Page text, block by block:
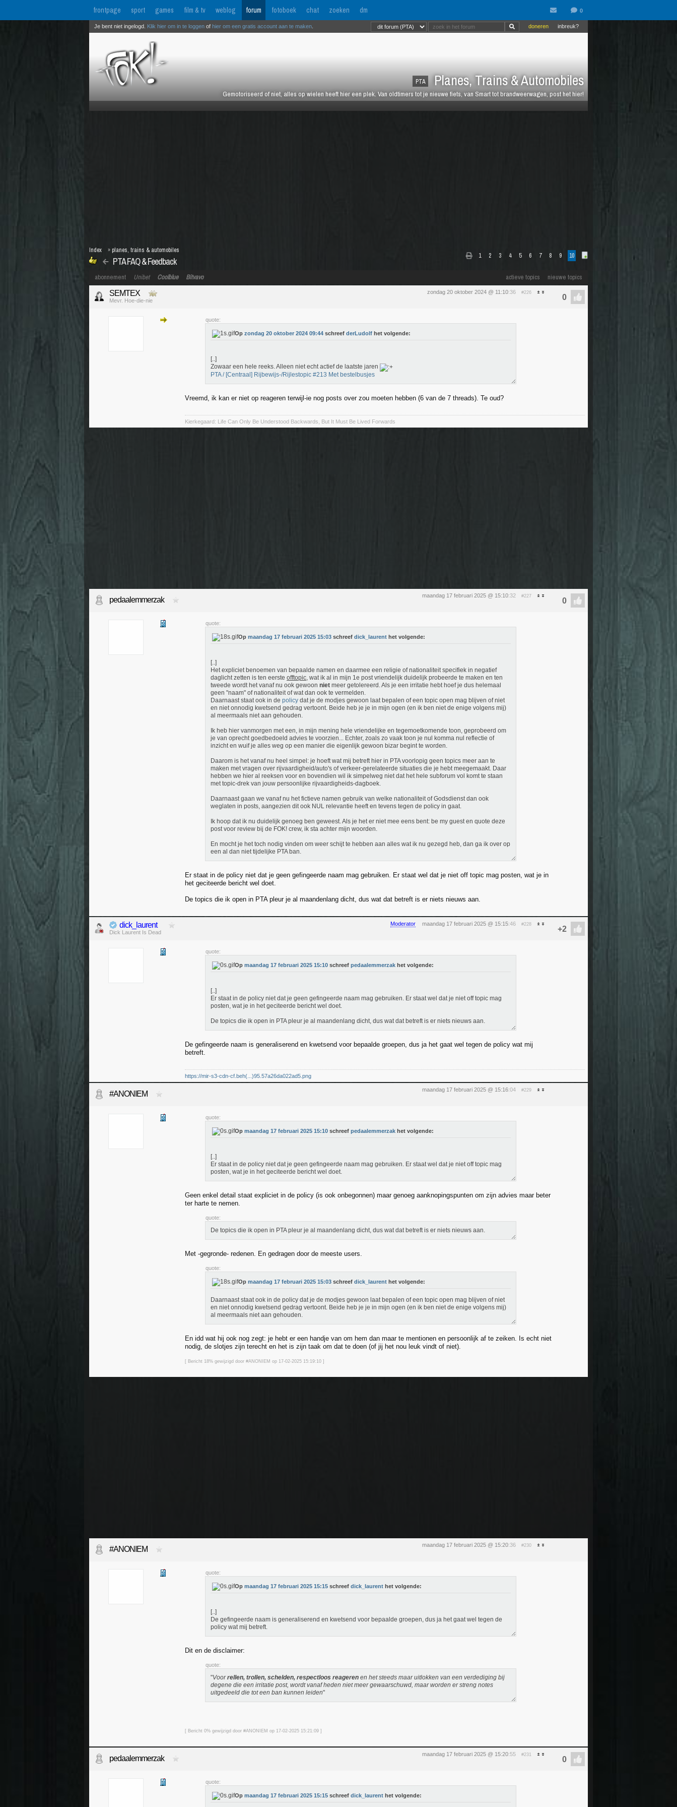
frontpage sport games film & tv weblog forum fotoboek chat zoeken dm
PTA Planes, Trains & Automobiles
Gemotoriseerd of niet, alles op wielen heeft hier een plek. Van oldtimers tot je nieuwe fiets, van Smart tot brandweerwagen, post het hier!
inbreuk?
doneren
Je bent niet ingelogd. Klik hier om in te loggen of hier om een gratis account aan te maken
1 2 3 4 5 6 7 8 9 10
PTA FAQ & Feedback
Index » planes, trains & automobiles
actieve topics nieuwe topics
abonnement Unibet Coolblue Bitvavo
zondag 20 oktober 2024 @ 11:10:36 #226
SEMTEX
Mevr. Hoe-die-nie
quote:
Op zondag 20 oktober 2024 09:44 schreef derLudolf het volgende:
[..]
Zowaar een hele reeks. Alleen niet echt actief de laatste jaren
PTA / [Centraal] Rijbewijs-/Rijlestopic #213 Met bestelbusjes
Vreemd, ik kan er niet op reageren terwijl-ie nog posts over zou moeten hebben (6 van de 7 threads). Te oud?
Kierkegaard: Life Can Only Be Understood Backwards, But It Must Be Lived Forwards
maandag 17 februari 2025 @ 15:10:32 #227
pedaalemmerzak
quote:
Op maandag 17 februari 2025 15:03 schreef dick_laurent het volgende:
[..]
Het expliciet benoemen van bepaalde namen en daarmee een religie of nationaliteit specifiek in negatief
daglicht zetten is ten eerste offtopic, wat ik al in mijn 1e post vriendelijk duidelijk probeerde te maken en ten
tweede wordt het vanaf nu ook gewoon niet meer getolereerd. Als je een irritatie hebt hoef je dus helemaal
geen "naam" of nationaliteit of wat dan ook te vermelden.
Daarnaast staat ook in de policy dat je de modjes gewoon laat bepalen of een topic open mag blijven of niet
en niet onnodig kwetsend gedrag vertoont. Beide heb je je in mijn ogen (en ik ben niet de enige volgens mij)
al meermaals niet aan gehouden.
Ik heb hier vanmorgen met een, in mijn mening hele vriendelijke en tegemoetkomende toon, geprobeerd om
je van oprecht goedbedoeld advies te voorzien... Echter, zoals zo vaak toon je nul komma nul reflectie of
inzicht en wuif je alles weg op een manier die eigenlijk gewoon bizar begint te worden.
Daarom is het vanaf nu heel simpel: je hoeft wat mij betreft hier in PTA voorlopig geen topics meer aan te
maken met vragen over rijvaardigheid/auto's of verkeer-gerelateerde situaties die je hebt meegemaakt. Daar
hebben we hier al reeksen voor en bovendien wil ik simpelweg niet dat het hele subforum vol komt te staan
met topic-drek van jouw persoonlijke rijvaardigheids-dagboek.
Daarnaast gaan we vanaf nu het fictieve namen gebruik van welke nationaliteit of Godsdienst dan ook
weglaten in posts, aangezien dit ook NUL relevantie heeft en tevens tegen de policy in gaat.
Ik hoop dat ik nu duidelijk genoeg ben geweest. Als je het er niet mee eens bent: be my guest en quote deze
post voor review bij de FOK! crew, ik sta achter mijn woorden.
En mocht je het toch nodig vinden om weer schijt te hebben aan alles wat ik nu gezegd heb, dan ga ik over op
een al dan niet tijdelijke PTA ban.
Er staat in de policy niet dat je geen gefingeerde naam mag gebruiken. Er staat wel dat je niet off topic mag posten, wat je in
het geciteerde bericht wel doet.
De topics die ik open in PTA pleur je al maandenlang dicht, dus wat dat betreft is er niets nieuws aan.
Moderator maandag 17 februari 2025 @ 15:15:46 #228
dick_laurent
Dick Laurent Is Dead
quote:
Op maandag 17 februari 2025 15:10 schreef pedaalemmerzak het volgende:
[..]
Er staat in de policy niet dat je geen gefingeerde naam mag gebruiken. Er staat wel dat je niet off topic mag
posten, wat je in het geciteerde bericht wel doet.
De topics die ik open in PTA pleur je al maandenlang dicht, dus wat dat betreft is er niets nieuws aan.
De gefingeerde naam is generaliserend en kwetsend voor bepaalde groepen, dus ja het gaat wel tegen de policy wat mij
betreft.
https://mir-s3-cdn-cf.beh(...)95.57a26da022ad5.png
maandag 17 februari 2025 @ 15:16:04 #229
#ANONIEM
quote:
Op maandag 17 februari 2025 15:10 schreef pedaalemmerzak het volgende:
[..]
Er staat in de policy niet dat je geen gefingeerde naam mag gebruiken. Er staat wel dat je niet off topic mag
posten, wat je in het geciteerde bericht wel doet.
Geen enkel detail staat expliciet in de policy (is ook onbegonnen) maar genoeg aanknopingspunten om zijn advies maar beter
ter harte te nemen.
quote:
De topics die ik open in PTA pleur je al maandenlang dicht, dus wat dat betreft is er niets nieuws aan.
Met -gegronde- redenen. En gedragen door de meeste users.
quote:
Op maandag 17 februari 2025 15:03 schreef dick_laurent het volgende:
Daarnaast staat ook in de policy dat je de modjes gewoon laat bepalen of een topic open mag blijven of niet
en niet onnodig kwetsend gedrag vertoont. Beide heb je je in mijn ogen (en ik ben niet de enige volgens mij)
al meermaals niet aan gehouden.
En idd wat hij ook nog zegt: je hebt er een handje van om hem dan maar te mentionen en persoonlijk af te zeiken. Is echt niet
nodig, de slotjes zijn terecht en het is zijn taak om dat te doen (of jij het nou leuk vindt of niet).
[ Bericht 18% gewijzigd door #ANONIEM op 17-02-2025 15:19:10 ]
maandag 17 februari 2025 @ 15:20:36 #230
#ANONIEM
quote:
Op maandag 17 februari 2025 15:15 schreef dick_laurent het volgende:
[..]
De gefingeerde naam is generaliserend en kwetsend voor bepaalde groepen, dus ja het gaat wel tegen de
policy wat mij betreft.
Dit en de disclaimer:
quote:
"Voorrellen, trollen, schelden, respectloos reageren en het steeds maar uitlokken van een verdediging bij
degene die een irritatie post, wordt vanaf heden niet meer gewaarschuwd, maar worden er streng notes
uitgedeeld die tot een ban kunnen leiden"
[ Bericht 0% gewijzigd door #ANONIEM op 17-02-2025 15:21:09 ]
maandag 17 februari 2025 @ 15:20:55 #231
pedaalemmerzak
quote:
Op maandag 17 februari 2025 15:15 schreef dick_laurent het volgende: